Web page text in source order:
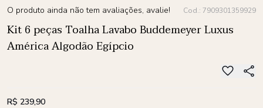
O produto ainda não tem avaliações, avalie! Cod.: 7909301359929
Kit 6 peças Toalha Lavabo Buddemeyer Luxus
América Algodão Egípcio
R$ 239,90